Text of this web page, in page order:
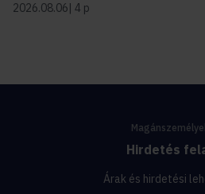
2026.08.06 4 p
Hirdetés
Árak és hirdetési